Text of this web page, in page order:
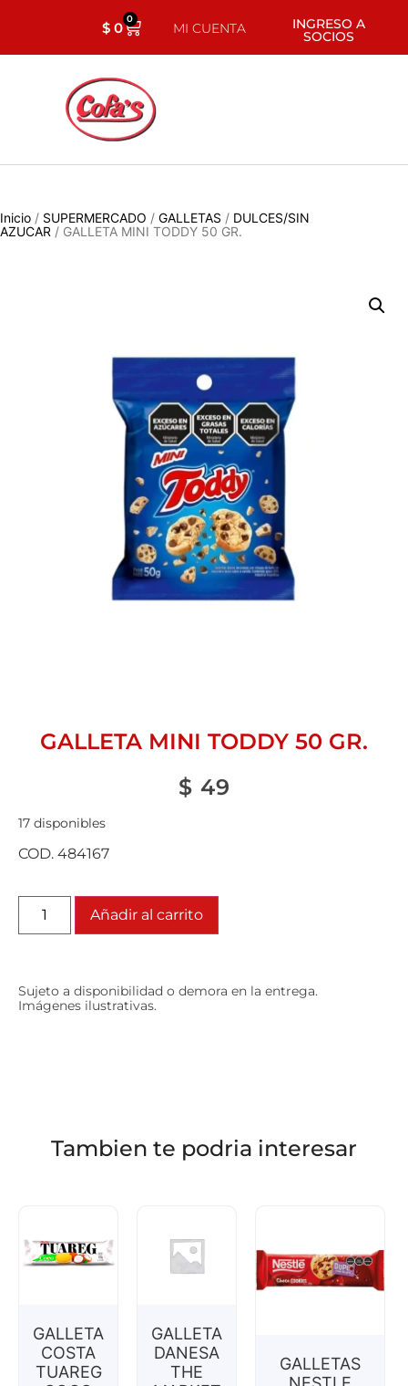
$0 0
MI CUENTA INGRESO A
SOCIOS
Inicio / SUPERMERCADO / GALLETAS / DULCES/SIN
AZUCAR / GALLETA MINI TODDY 50 GR.
GALLETA MINI TODDY 50 GR.
$ 49
17 disponibles
COD. 484167
Añadir al carrito
Sujeto a disponibilidad o demora en la entrega.
Imágenes ilustrativas.
Tambien te podria interesar
GALLETA
COSTA
TUAREG
GALLETA
DANESA
THE
GALLETAS